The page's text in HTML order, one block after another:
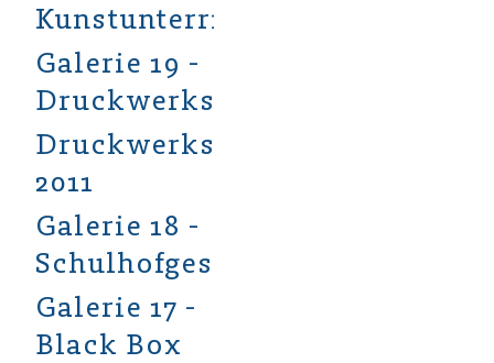
Kunstunterricht
Galerie 19 -
Druckwerkstatt
Druckwerkstatt
2011
Galerie 18 -
Schulhofgestaltung
Galerie 17 -
Black Box